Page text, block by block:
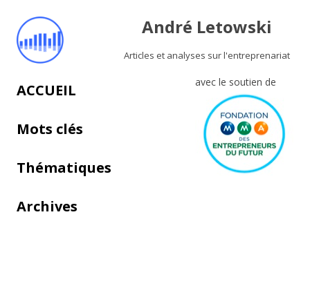
André Letowski
Articles et analyses sur l'entreprenariat
avec le soutien de
Aller au contenu principal
ACCUEIL
Mots clés
Thématiques
Archives